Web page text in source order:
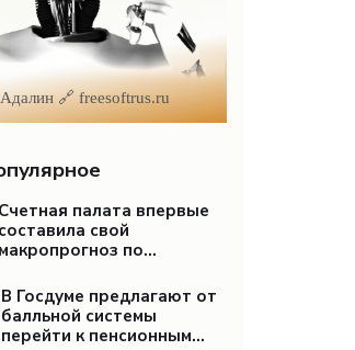
🔗 freesoftrus.ru
Счетная палата впервые
составила свой
макропрогноз по
«Бизнес»
В Госдуме предлагают от
балльной системы
перейти к пенсионным